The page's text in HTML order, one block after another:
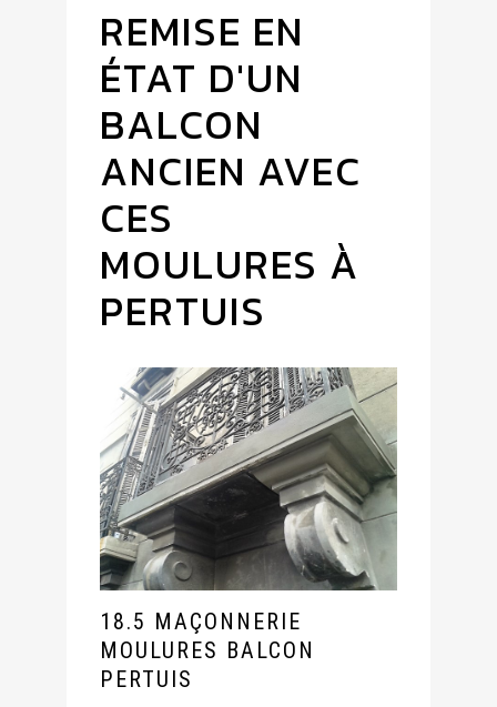
REMISE EN
ÉTAT D'UN
BALCON
ANCIEN AVEC
CES
MOULURES À
PERTUIS
18.5 MAÇONNERIE
MOULURES BALCON
PERTUIS